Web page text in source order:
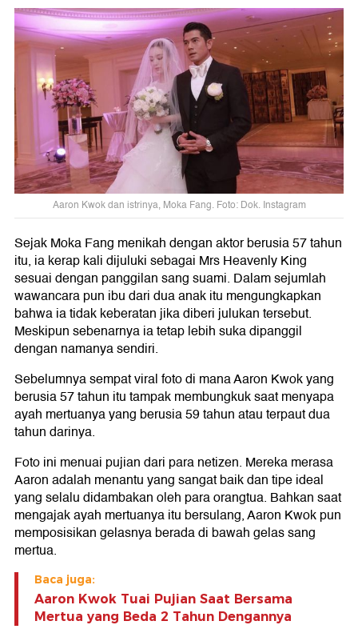
Aaron Kwok dan istrinya, Moka Fang. Foto: Dok. Instagram
Sejak Moka Fang menikah dengan aktor berusia 57 tahun
itu, ia kerap kali dijuluki sebagai Mrs Heavenly King
sesuai dengan panggilan sang suami. Dalam sejumlah
wawancara pun ibu dari dua anak itu mengungkapkan
bahwa ia tidak keberatan jika diberi julukan tersebut.
Meskipun sebenarnya ia tetap lebih suka dipanggil
dengan namanya sendiri.
Sebelumnya sempat viral foto di mana Aaron Kwok yang
berusia 57 tahun itu tampak membungkuk saat menyapa
ayah mertuanya yang berusia 59 tahun atau terpaut dua
tahun darinya.
Foto ini menuai pujian dari para netizen. Mereka merasa
Aaron adalah menantu yang sangat baik dan tipe ideal
yang selalu didambakan oleh para orangtua. Bahkan saat
mengajak ayah mertuanya itu bersulang, Aaron Kwok pun
memposisikan gelasnya berada di bawah gelas sang
mertua.
Baca juga:
Aaron Kwok Tuai Pujian Saat Bersama
Mertua yang Beda 2 Tahun Dengannya